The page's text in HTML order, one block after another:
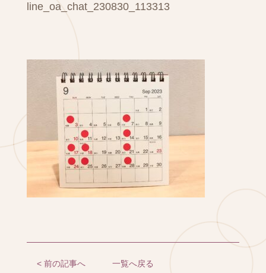
line_oa_chat_230830_113313
< 前の記事へ 一覧へ戻る